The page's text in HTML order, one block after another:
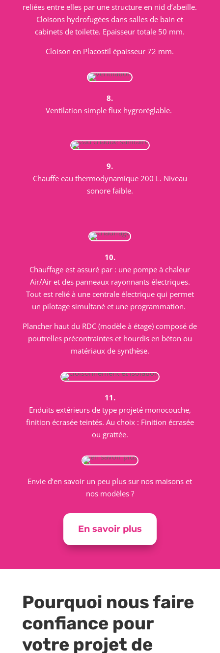
reliées entre elles par une structure en nid d’abeille.
Cloisons hydrofugées dans salles de bain et
cabinets de toilette. Epaisseur totale 50 mm.
Cloison en Placostil épaisseur 72 mm.
8.
Ventilation simple flux hygroréglable.
9.
Chauffe eau thermodynamique 200 L. Niveau
sonore faible.
10.
Chauffage est assuré par : une pompe à chaleur
Air/Air et des panneaux rayonnants électriques.
Tout est relié à une centrale électrique qui permet
un pilotage simultané et une programmation.
Plancher haut du RDC (modèle à étage) composé de
poutrelles précontraintes et hourdis en béton ou
matériaux de synthèse.
11.
Enduits extérieurs de type projeté monocouche,
finition écrasée teintés. Au choix : Finition écrasée
ou grattée.
Envie d’en savoir un peu plus sur nos maisons et
nos modèles ?
En savoir plus
Pourquoi nous faire
confiance pour
votre projet de